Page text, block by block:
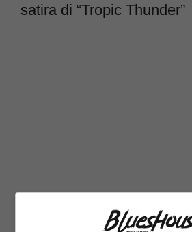
satira di “Tropic Thunder”
In un’intervista rilasciata a